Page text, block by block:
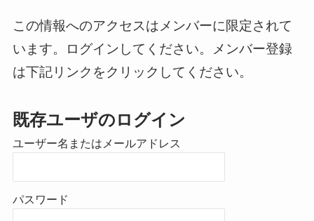
この情報へのアクセスはメンバーに限定されて
います。ログインしてください。メンバー登録
は下記リンクをクリックしてください。
既存ユーザのログイン
ユーザー名またはメールアドレス
パスワード